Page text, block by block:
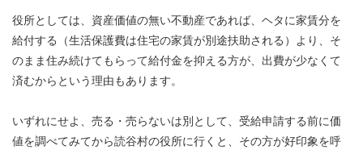
役所としては、資産価値の無い不動産であれば、ヘタに家賃分を
給付する（生活保護費は住宅の家賃が別途扶助される）より、そ
のまま住み続けてもらって給付金を抑える方が、出費が少なくて
済むからという理由もあります。
いずれにせよ、売る・売らないは別として、受給申請する前に価
値を調べてみてから読谷村の役所に行くと、その方が好印象を呼